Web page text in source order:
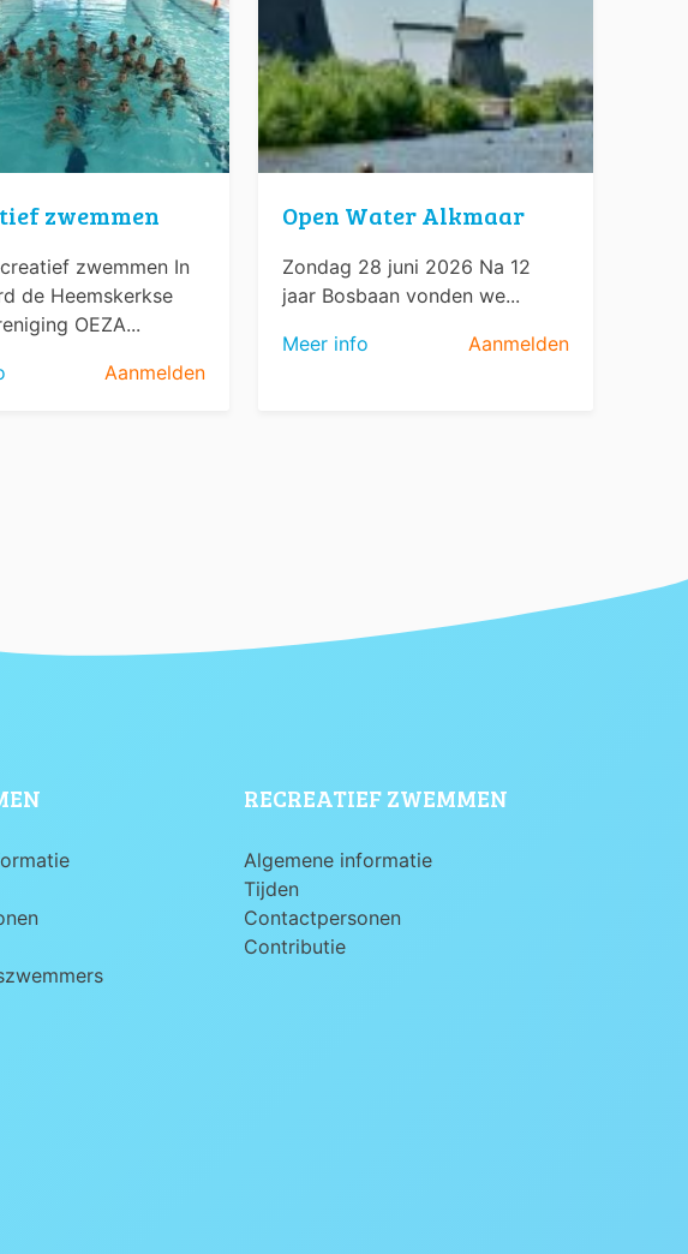
zwemmen
zwemmen In
de Heemskerkse
OEZA...
Aanmelden
Open Water Alkmaar
Zondag 28 juni 2026 Na 12
jaar Bosbaan vonden we...
Meer info
Aanmelden
RECREATIEF ZWEMMEN
Algemene informatie
Tijden
Contactpersonen
Contributie